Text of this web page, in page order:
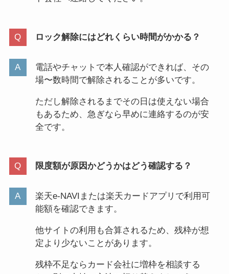
ロック解除にはどれくらい時間がかかる？
電話やチャットで本人確認ができれば、その
場〜数時間で解除されることが多いです。
ただし解除されるまでその日は使えない場合
もあるため、急ぎなら早めに連絡するのが安
全です。
限度額が原因かどうかはどう確認する？
楽天e-NAVIまたは楽天カードアプリで利用可
能額を確認できます。
他サイトの利用も合算されるため、残枠が想
定より少ないことがあります。
残枠不足ならカード会社に増枠を相談する